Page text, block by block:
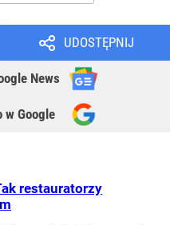
UDOSTĘPNIJ
News
w Google
restauratorzy